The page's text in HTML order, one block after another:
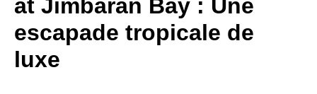
at Jimbaran Bay : Une
escapade tropicale de
luxe